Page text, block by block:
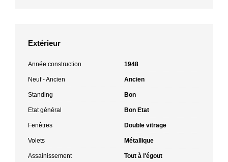
Extérieur
Année construction 1948
Neuf - Ancien Ancien
Standing Bon
Etat général Bon Etat
Fenêtres Double vitrage
Volets Métallique
Assainissement Tout à l'égout